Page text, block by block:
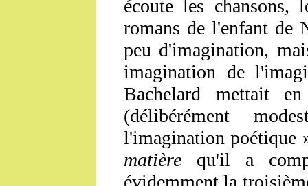
écoute les
romans de l'enfant de
peu d'imagination,
imagination de
Bachelard mettait
(délibérément
l'imagination poétique
matière qu'il a
évidemment la